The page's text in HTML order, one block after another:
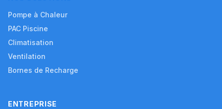
Pompe à Chaleur
PAC Piscine
Climatisation
Ventilation
Bornes de Recharge
ENTREPRISE